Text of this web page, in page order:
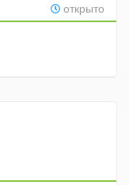
открыто